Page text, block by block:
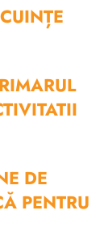
DE
PENTRU